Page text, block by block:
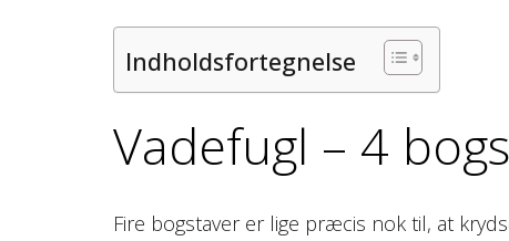
Indholdsfortegnelse
Vadefugl – 4
Fire bogstaver er lige præcis nok til, at